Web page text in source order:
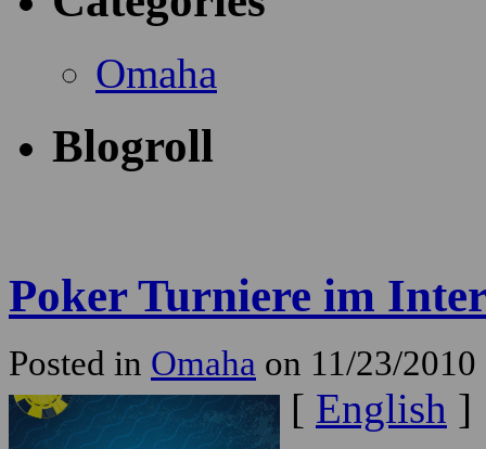
Omaha
Blogroll
Poker Turniere im
Posted in Omaha on 11/23/
[ English ]